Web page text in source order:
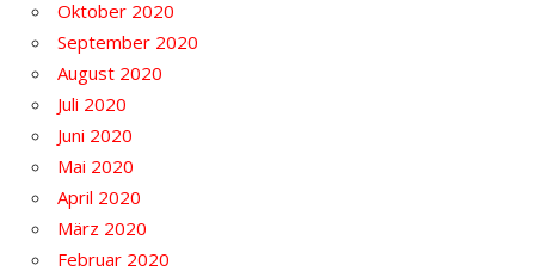
Oktober 2020
September 2020
August 2020
Juli 2020
Juni 2020
Mai 2020
April 2020
März 2020
Februar 2020